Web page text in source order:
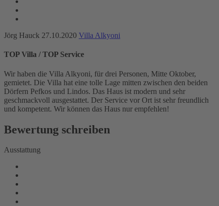
Jörg Hauck 27.10.2020 Villa Alkyoni
TOP Villa / TOP Service
Wir haben die Villa Alkyoni, für drei Personen, Mitte Oktober,
gemietet. Die Villa hat eine tolle Lage mitten zwischen den beiden
Dörfern Pefkos und Lindos. Das Haus ist modern und sehr
geschmackvoll ausgestattet. Der Service vor Ort ist sehr freundlich
und kompetent. Wir können das Haus nur empfehlen!
Bewertung schreiben
Ausstattung